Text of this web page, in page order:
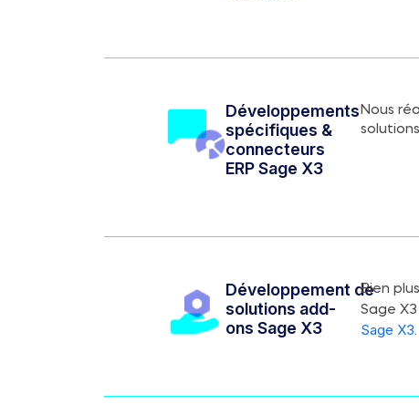
Développements
spécifiques &
connecteurs
ERP Sage X3
Nous
Développement de
solutions add-
ons Sage X3
Bien
Sage
Sage X3.